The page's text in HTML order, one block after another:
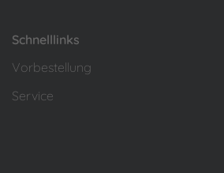
Schnelllinks
Vorbestellung
Service